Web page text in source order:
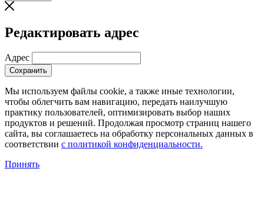
Редактировать адрес
Адрес
Сохранить
Мы используем файлы cookie, а также иные технологии,
чтобы облегчить вам навигацию, передать наилучшую
практику пользователей, оптимизировать выбор наших
продуктов и решений. Продолжая просмотр страниц нашего
сайта, вы соглашаетесь на обработку персональных данных в
соответствии с политикой конфиденциальности.
Принять